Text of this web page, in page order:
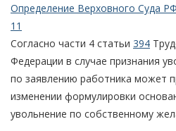
Определение Верховного Суда
11
Согласно части 4 статьи 394
Федерации в случае признания
по заявлению работника может
изменении формулировки
увольнение по собственному